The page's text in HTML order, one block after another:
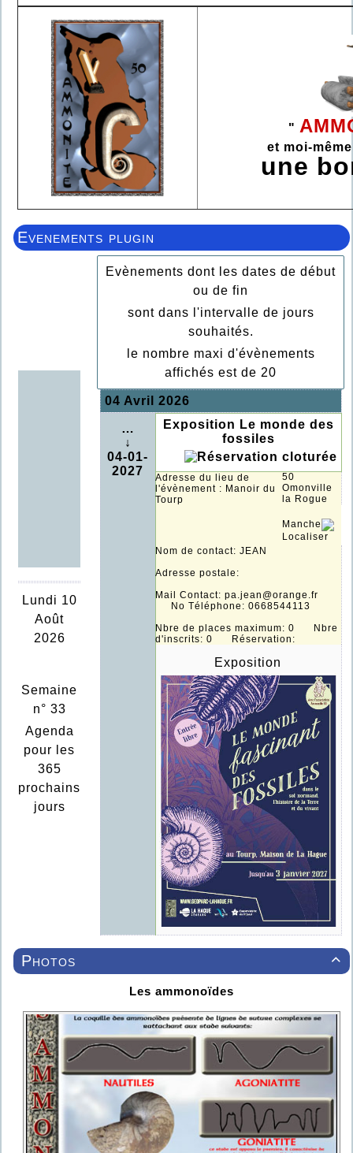
"
et moi-
une
Evenements plugin
Lundi 10
Août
2026
Semaine
n° 33
Agenda
pour les
365
prochains
jours
Evènements dont les dates de début
ou de fin
sont dans l'intervalle de jours
souhaités.
le nombre maxi d'évènements
affichés est de 20
04 Avril 2026
…
↓
04-01-
2027
Exposition Le monde des
fossiles
Adresse du lieu de
l'évènement : Manoir du
Tourp
50
Omonville
la Rogue
Manche
Localiser
Nom de contact: JEAN
Adresse postale:
Mail Contact: pa.jean@orange.fr
No Téléphone: 0668544113
Nbre de places maximum: 0 Nbre
d'inscrits: 0 Réservation:
Exposition

Photos
Les ammonoïdes